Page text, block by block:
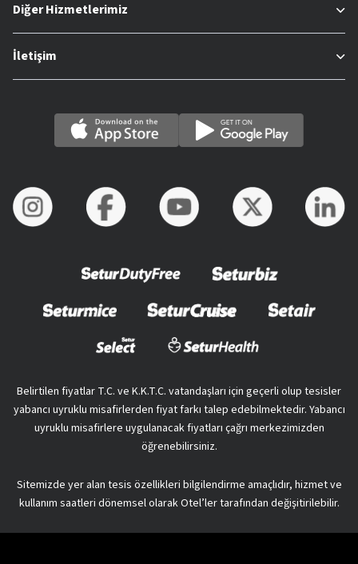
Diğer Hizmetlerimiz
İletişim
Belirtilen fiyatlar T.C. ve K.K.T.C. vatandaşları için geçerli olup tesisler
yabancı uyruklu misafirlerden fiyat farkı talep edebilmektedir. Yabancı
uyruklu misafirlere uygulanacak fiyatları çağrı merkezimizden
öğrenebilirsiniz.
Sitemizde yer alan tesis özellikleri bilgilendirme amaçlıdır, hizmet ve
kullanım saatleri dönemsel olarak Otel’ler tarafından değişitirilebilir.